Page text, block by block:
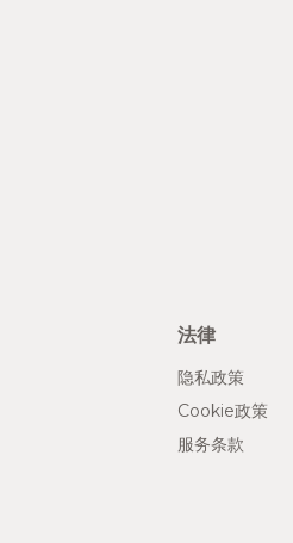
法律
隐私政策
Cookie政策
服务条款